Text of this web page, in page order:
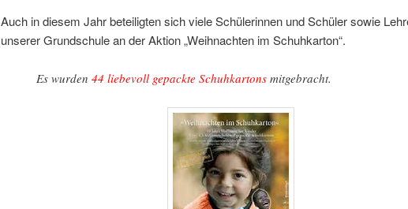
Auch in diesem Jahr beteiligten sich viele Schülerinnen und Schüler sowie
unserer Grundschule an der Aktion „Weihnachten im Schuhkarton“.
Es wurden 44 liebevoll gepackte Schuhkartonsmitgebracht.